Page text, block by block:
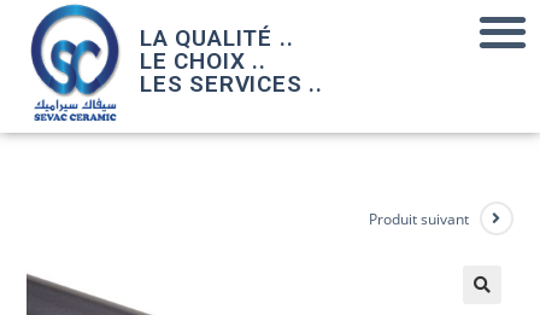
LA QUALITÉ ..
LE CHOIX ..
LES SERVICES ..
Produit suivant